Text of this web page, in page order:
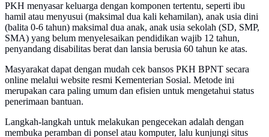
PKH menyasar keluarga dengan komponen tertentu, seperti ibu
hamil atau menyusui (maksimal dua kali kehamilan), anak usia dini
(balita 0-6 tahun) maksimal dua anak, anak usia sekolah (SD, SMP,
SMA) yang belum menyelesaikan pendidikan wajib 12 tahun,
penyandang disabilitas berat dan lansia berusia 60 tahun ke atas.
Masyarakat dapat dengan mudah cek bansos PKH BPNT secara
online melalui website resmi Kementerian Sosial. Metode ini
merupakan cara paling umum dan efisien untuk mengetahui status
penerimaan bantuan.
Langkah-langkah untuk melakukan pengecekan adalah dengan
membuka peramban di ponsel atau komputer, lalu kunjungi situs